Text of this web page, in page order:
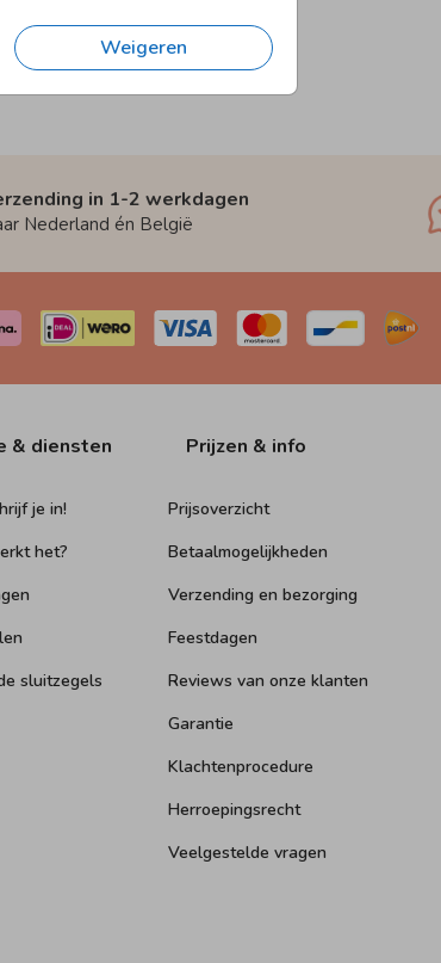
Weigeren
in 1-2 werkdagen
Nederland én België
& diensten
je in!
het?
sluitzegels
Prijzen & info
Prijsoverzicht
Betaalmogelijkheden
Verzending en bezorging
Feestdagen
Reviews van onze klanten
Garantie
Klachtenprocedure
Herroepingsrecht
Veelgestelde vragen